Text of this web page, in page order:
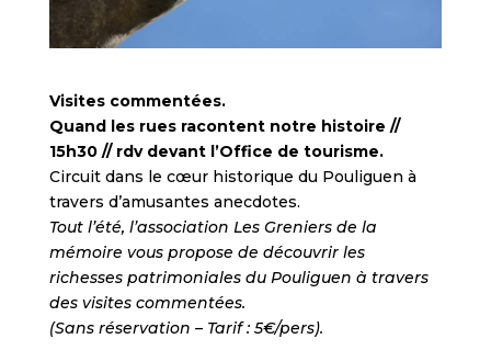
Visites commentées.
Quand les rues racontent notre histoire //
15h30 // rdv devant l’Office de tourisme.
Circuit dans le cœur historique du Pouliguen à
travers d’amusantes anecdotes.
Tout l’été, l’association Les Greniers de la
mémoire vous propose de découvrir les
richesses patrimoniales du Pouliguen à travers
des visites commentées.
(Sans réservation – Tarif : 5€/pers).